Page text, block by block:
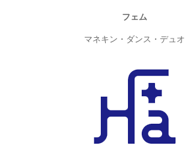
フェム
マネキン・ダンス・デュオ